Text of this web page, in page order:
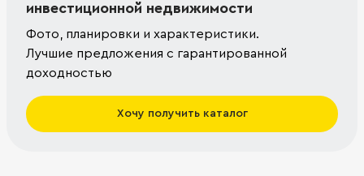
инвестиционной недвижимости
Фото, планировки и характеристики.
Лучшие предложения с гарантированной
доходностью
Хочу получить каталог